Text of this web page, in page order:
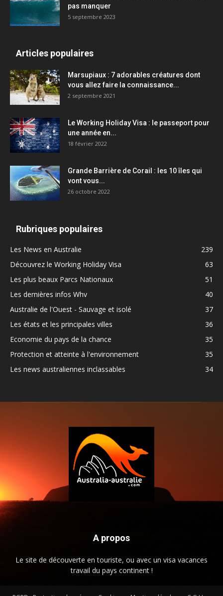
pas manquer
5 septembre 2023
Articles populaires
Marsupiaux : 7 adorables créatures dont
vous allez faire la connaissance...
2 septembre 2021
Le Working Holiday Visa : le passeport pour
une année en...
18 février 2022
Grande Barrière de Corail : les 10 îles qui
vont vous...
26 octobre 2022
Rubriques populaires
Les News en Australie
239
Découvrez le Working Holiday Visa
63
Les plus beaux Parcs Nationaux
51
Les dernières infos Whv
40
Australie de l'Ouest - Sauvage et isolé
37
Les états et les principales villes
36
Economie du pays de la chance
35
Protection et atteinte à l'environnement
35
Les news australiennes inclassables
34
A propos
Le site de découverte en touriste, ou avec un visa vacances
travail du pays continent !